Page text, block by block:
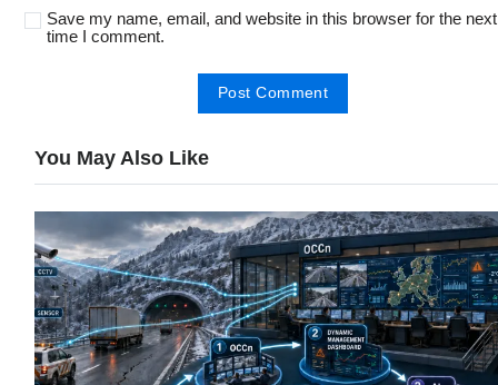
Save my name, email, and website in this browser for the next
time I comment.
You May Also Like